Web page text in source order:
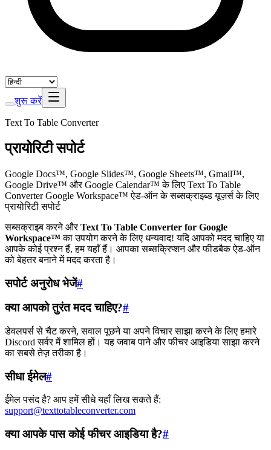
शुरू करें
Text To Table Converter
प्रायोरिटी सपोर्ट
Google Docs™, Google Slides™, Google Sheets™, Gmail™,
Google Drive™ और Google Calendar™ के लिए Text To Table
Converter Google Workspace™ ऐड-ऑन के सब्सक्राइब्ड यूज़र्स के लिए
प्रायोरिटी सपोर्ट
सब्सक्राइब करने औरText To Table Converter for Google
Workspace™का उपयोग करने के लिए धन्यवाद! यदि आपको मदद चाहिए या
आपके कोई प्रश्न हैं, हम यहाँ हैं। आपका सब्सक्रिप्शन और फीडबैक ऐड‑ऑन
को बेहतर बनाने में मदद करता है।
सपोर्ट अनुरोध भेजें#
क्या आपको तुरंत मदद चाहिए?#
डेवलपर्स से चैट करने, सवाल पूछने या अपने विचार साझा करने के लिए हमारे
Discord सर्वर में शामिल हों। यह जवाब पाने और फीचर आइडिया साझा करने
का सबसे तेज़ तरीका है।
सीधा ईमेल#
ईमेल पसंद है? आप हमें सीधे यहाँ लिख सकते हैं:
support@texttotableconverter.com
क्या आपके पास कोई फीचर आइडिया है?#